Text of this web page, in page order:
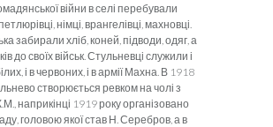
війни в селі перебували
німці, врангелівці, махновці.
забирали хліб, коней, підводи, одяг, а
до своїх військ. Стульневці служили і
і в червоних, і в армії Махна. В 1918
створюється ревком на чолі з
наприкінці 1919 року організовано
головою якої став Н. Серебров, а в